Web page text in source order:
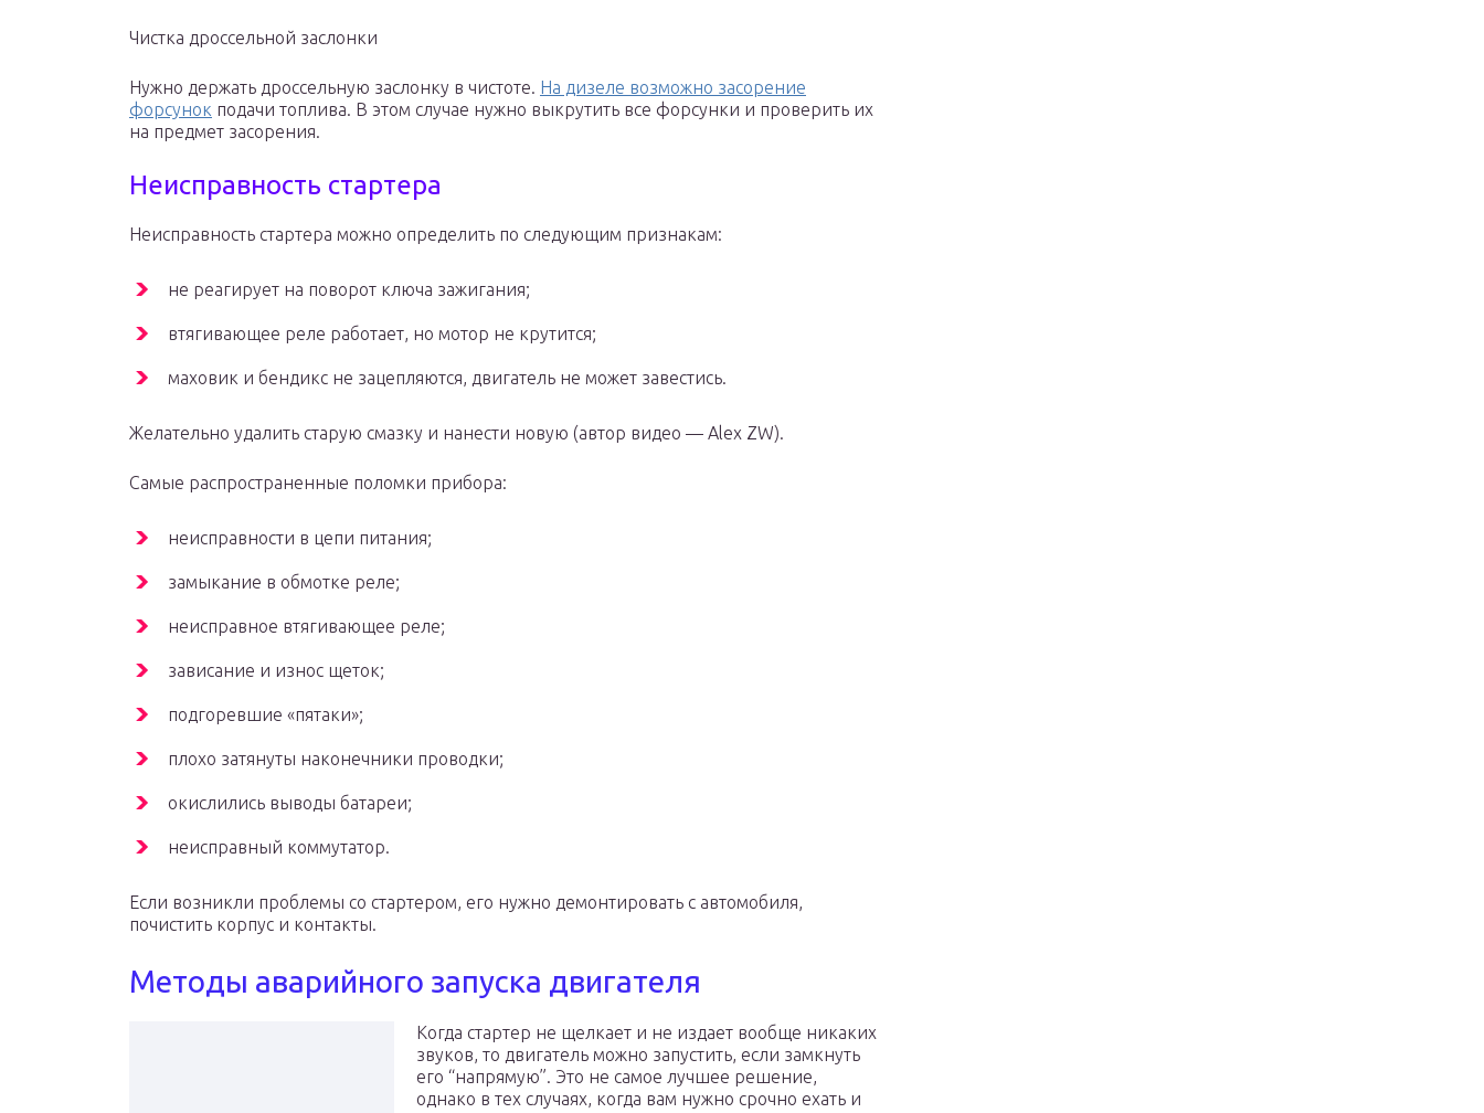
Чистка дроссельной заслонки
Нужно держать дроссельную заслонку в чистоте. На дизеле возможно засорение
форсунок подачи топлива. В этом случае нужно выкрутить все форсунки и проверить их
на предмет засорения.
Неисправность стартера
Неисправность стартера можно определить по следующим признакам:
не реагирует на поворот ключа зажигания;
втягивающее реле работает, но мотор не крутится;
маховик и бендикс не зацепляются, двигатель не может завестись.
Желательно удалить старую смазку и нанести новую (автор видео — Alex ZW).
Самые распространенные поломки прибора:
неисправности в цепи питания;
замыкание в обмотке реле;
неисправное втягивающее реле;
зависание и износ щеток;
подгоревшие «пятаки»;
плохо затянуты наконечники проводки;
окислились выводы батареи;
неисправный коммутатор.
Если возникли проблемы со стартером, его нужно демонтировать с автомобиля,
почистить корпус и контакты.
Методы аварийного запуска двигателя
Когда стартер не щелкает и не издает вообще никаких
звуков, то двигатель можно запустить, если замкнуть
его “напрямую”. Это не самое лучшее решение,
однако в тех случаях, когда вам нужно срочно ехать и